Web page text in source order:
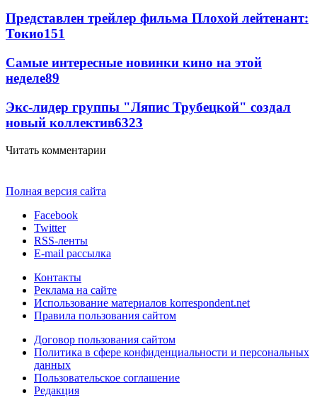
Представлен трейлер фильма Плохой лейтенант:
Токио151
Самые интересные новинки кино на этой
неделе89
Экс-лидер группы "Ляпис Трубецкой" создал
новый коллектив6323
Читать комментарии
Полная версия сайта
Facebook
Twitter
RSS-ленты
E-mail рассылка
Контакты
Реклама на сайте
Использование материалов korrespondent.net
Правила пользования сайтом
Договор пользования сайтом
Политика в сфере конфиденциальности и персональных
данных
Пользовательское соглашение
Редакция